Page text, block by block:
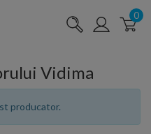
0
Vidima
producator.